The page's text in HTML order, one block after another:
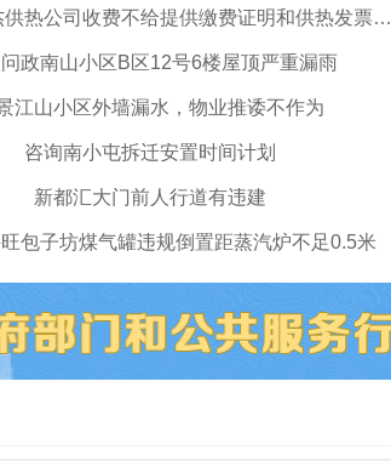
集贤县龙杰供热公司收费不给提供缴费证明和供热发票，态度极其恶劣
政南山小区B区12号6楼屋顶严重漏雨
江山小区外墙漏水，物业推诿不作为
咨询南小屯拆迁安置时间计划
新都汇大门前人行道有违建
包子坊煤气罐违规倒置距蒸汽炉不足0.5米